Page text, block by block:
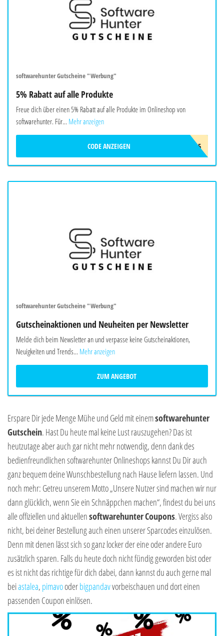
softwarehunter Gutscheine "Werbung"
5% Rabatt auf alle Produkte
Freue dich über einen 5% Rabatt auf alle Produkte im Onlineshop von
softwarehunter. Für... Mehr anzeigen
FRÜHLING5
CODE ANZEIGEN
softwarehunter Gutscheine "Werbung"
Gutscheinaktionen und Neuheiten per Newsletter
Melde dich beim Newsletter an und verpasse keine Gutscheinaktionen,
Neuigkeiten und Trends... Mehr anzeigen
ZUM ANGEBOT
Erspare Dir jede Menge Mühe und Geld mit einemsoftwarehunter
Gutschein. Hast Du heute mal keine Lust rauszugehen? Das ist
heutzutage aber auch gar nicht mehr notwendig, denn dank des
bedienfreundlichen softwarehunter Onlineshops kannst Du Dir auch
ganz bequem deine Wunschbestellung nach Hause liefern lassen. Und
noch mehr: Getreu unserem Motto „Unsere Nutzer sind machen wir nur
dann glücklich, wenn Sie ein Schnäppchen machen“, findest du bei uns
alle offiziellen und aktuellensoftwarehunterCoupons. Vergiss also
nicht, bei deiner Bestellung auch einen unserer Sparcodes einzulösen.
Denn mit denen lässt sich so ganz locker der eine oder andere Euro
zusätzlich sparen. Falls du heute doch nicht fündig geworden bist oder
es ist nicht das richtige für dich dabei, dann kannst du auch gerne mal
beiastalea, pimavooderbigpandavvorbeischauen und dort einen
passenden Coupon einlösen.